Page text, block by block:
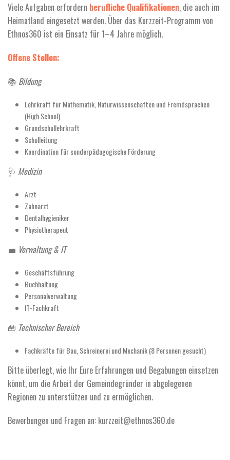
Viele Aufgaben erfordern berufliche Qualifikationen, die auch im
Heimatland eingesetzt werden. Über das Kurzzeit-Programm von
Ethnos360 ist ein Einsatz für 1–4 Jahre möglich.
Offene Stellen:
📚 Bildung
Lehrkraft für Mathematik, Naturwissenschaften und Fremdsprachen
(High School)
Grundschullehrkraft
Schulleitung
Koordination für sonderpädagogische Förderung
🩺 Medizin
Arzt
Zahnarzt
Dentalhygieniker
Physiotherapeut
💼 Verwaltung & IT
Geschäftsführung
Buchhaltung
Personalverwaltung
IT-Fachkraft
🧰 Technischer Bereich
Fachkräfte für Bau, Schreinerei und Mechanik (8 Personen gesucht)
Bitte überlegt, wie Ihr Eure Erfahrungen und Begabungen einsetzen
könnt, um die Arbeit der Gemeindegründer in abgelegenen
Regionen zu unterstützen und zu ermöglichen.
Bewerbungen und Fragen an: kurzzeit@ethnos360.de